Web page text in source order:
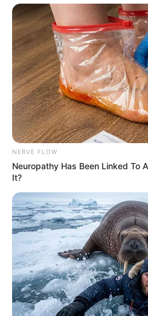
NERVE FLOW
Neuropathy Has Been Linked To
It?